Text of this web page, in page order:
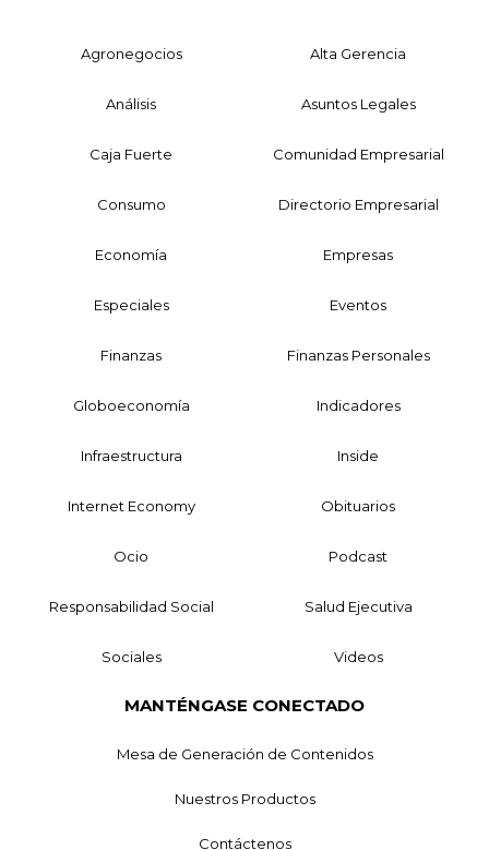
Agronegocios Alta Gerencia
Análisis Asuntos Legales
Caja Fuerte Comunidad Empresarial
Consumo Directorio Empresarial
Economía Empresas
Especiales Eventos
Finanzas Finanzas Personales
Globoeconomía Indicadores
Infraestructura Inside
Internet Economy Obituarios
Ocio Podcast
Responsabilidad Social Salud Ejecutiva
Sociales Videos
MANTÉNGASE CONECTADO
Mesa de Generación de Contenidos
Nuestros Productos
Contáctenos